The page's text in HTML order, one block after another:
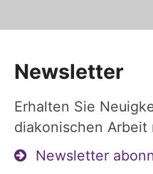
Newsletter
Erhalten Sie
diakonischen Arbeit
Newsletter